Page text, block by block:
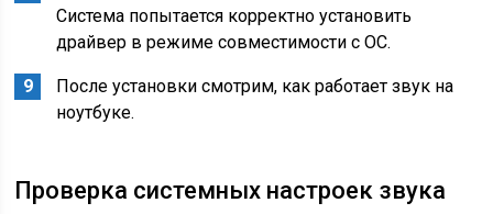
Система попытается корректно установить
драйвер в режиме совместимости с ОС.
После установки смотрим, как работает звук на
ноутбуке.
Проверка системных настроек звука